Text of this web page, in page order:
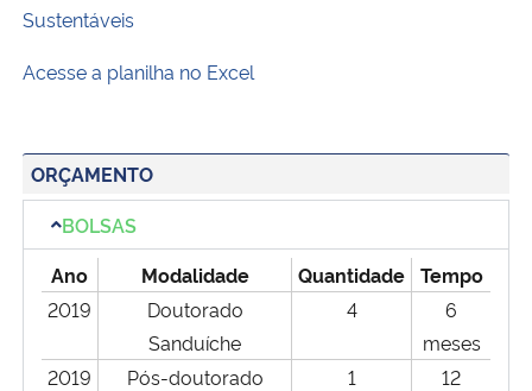
Sustentáveis
Acesse a planilha no Excel
ORÇAMENTO
BOLSAS
Ano
Modalidade Quantidade Tempo
2019
Doutorado
Sanduíche
4
6
meses
2019
Pós-doutorado 1
12